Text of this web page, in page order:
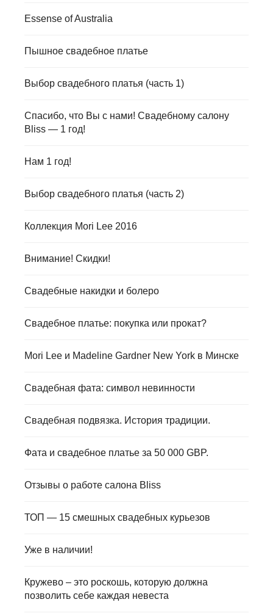
Essense of Australia
Пышное свадебное платье
Выбор свадебного платья (часть 1)
Спасибо, что Вы с нами! Свадебному салону
Bliss — 1 год!
Нам 1 год!
Выбор свадебного платья (часть 2)
Коллекция Mori Lee 2016
Внимание! Скидки!
Свадебные накидки и болеро
Свадебное платье: покупка или прокат?
Mori Lee и Madeline Gardner New York в Минске
Свадебная фата: символ невинности
Свадебная подвязка. История традиции.
Фата и свадебное платье за 50 000 GBP.
Отзывы о работе салона Bliss
ТОП — 15 смешных свадебных курьезов
Уже в наличии!
Кружево – это роскошь, которую должна
позволить себе каждая невеста